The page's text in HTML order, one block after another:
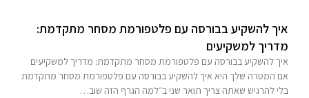
איך להשקיע בבורסה עם פלטפורמת מסחר מתקדמת:
מדריך למשקיעים
איך להשקיע בבורסה עם פלטפורמת מסחר מתקדמת: מדריך למשקיעים
אם המטרה שלך היא איך להשקיע בבורסה עם פלטפורמת מסחר מתקדמת
בלי להרגיש שאתה צריך תואר שני ב״למה הגרף הזה שוב…